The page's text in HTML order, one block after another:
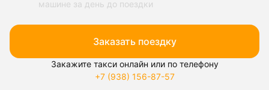
машине за день до поездки
Заказать поездку
Закажите такси онлайн или по телефону
+7 (938) 156-87-57